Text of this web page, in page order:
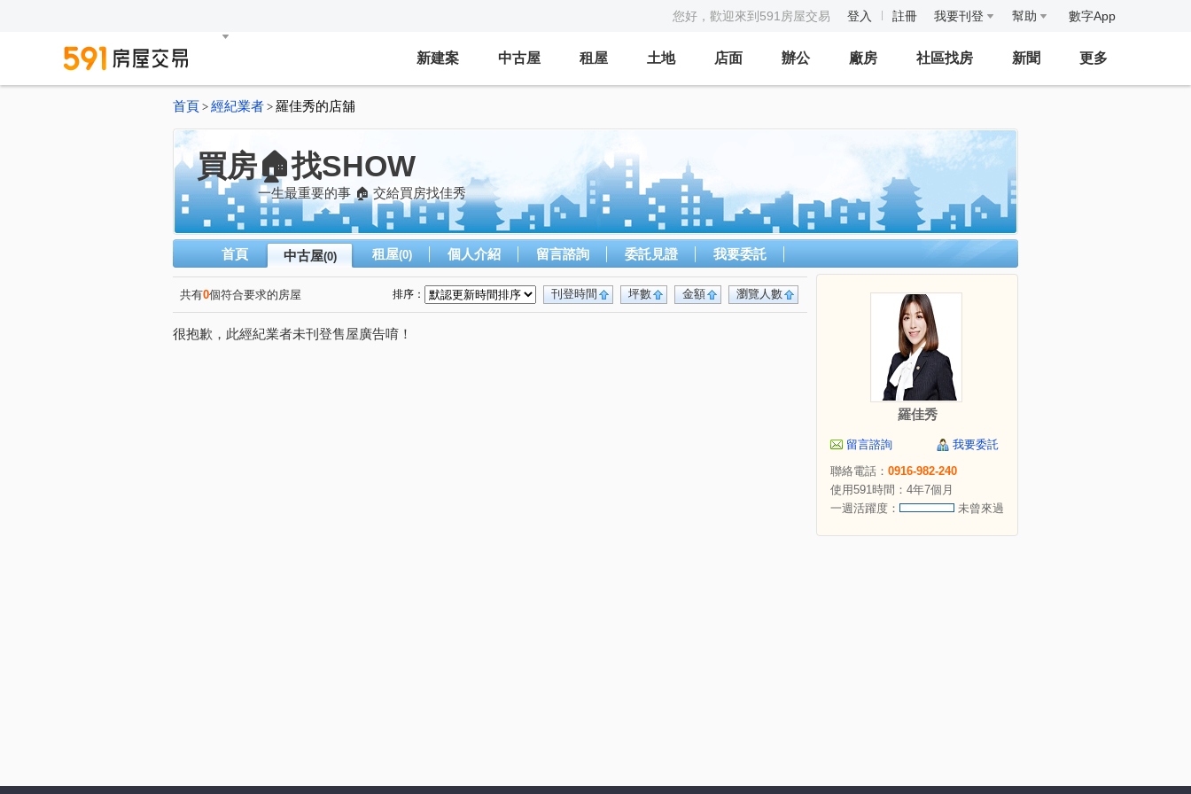
您好，歡迎來到591房屋交易 登入 註冊 我要刊登 幫助 數字App
新建案 中古屋 租屋 土地 店面 辦公 廠房 社區找房 新聞 更多
首頁 > 經紀業者 > 羅佳秀的店舖
買房🏠找SHOW
一生最重要的事 🏠 交給買房找佳秀
首頁 中古屋(0) 租屋(0) 個人介紹 留言諮詢 委託見證 我要委託
共有0個符合要求的房屋 瀏覽人數
金額
坪數
刊登時間
排序：
很抱歉，此經紀業者未刊登售屋廣告唷！
羅佳秀
留言諮詢
我要委託
聯絡電話： 0916-982-240
使用591時間：4年7個月
一週活躍度：
未曾來過